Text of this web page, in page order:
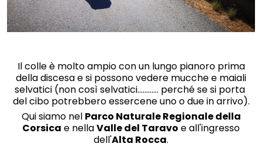
Il colle è molto ampio con un lungo pianoro prima
della discesa e si possono vedere mucche e maiali
selvatici (non così selvatici............ perché se si porta
del cibo potrebbero essercene uno o due in arrivo).
Qui siamo nel Parco Naturale Regionale della
Corsica e nellaValle del Taravo e all'ingresso
dell'Alta Rocca.